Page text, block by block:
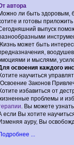
автора
ли быть здоровым,
и готовы
выпуск
может быть
и мыслями,
освоения каждого
научиться
Законов
избавиться от
проблемы и
. Вы можете
если Вы хотите
ауру, Вы
...